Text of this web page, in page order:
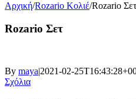
Αρχική/Rozario Κολιέ/Rozario Σετ
Rozario Σετ
By maya|2021-02-
Σχόλια